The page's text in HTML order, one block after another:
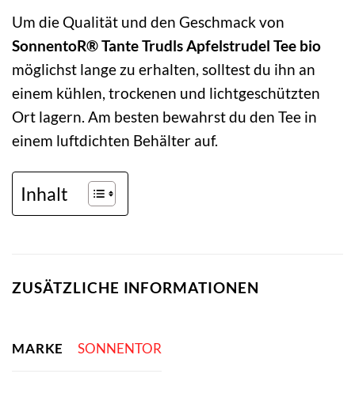
Um die Qualität und den Geschmack von
SonnentoR® Tante Trudls Apfelstrudel Tee bio
möglichst lange zu erhalten, solltest du ihn an
einem kühlen, trockenen und lichtgeschützten
Ort lagern. Am besten bewahrst du den Tee in
einem luftdichten Behälter auf.
Inhalt
ZUSÄTZLICHE INFORMATIONEN
MARKE SONNENTOR